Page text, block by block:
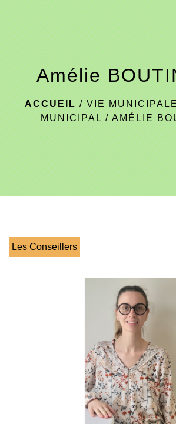
Amélie
ACCUEIL / VIE MUNICIPALE
MUNICIPAL / AMÉLIE
Les Conseillers